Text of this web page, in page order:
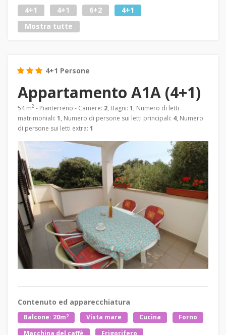
4+1 4+1 6+2
4+1
Mostra tutte
4+1 Persone
Appartamento A1A (4+1)
54 m2 - Pianterreno - Camere: 2, Bagni: 1, Numero di letti
matrimoniali: 1, Numero di persone sui letti principali: 4, Numero
di persone sui letti extra: 1
Contenuto ed apparecchiatura
Balcone: 20m2 Vista mare Cucina
Forno